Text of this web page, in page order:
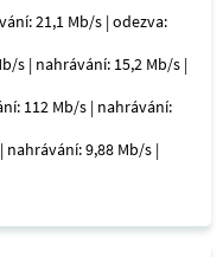
21,1 Mb/s | odezva:
s | nahrávání: 15,2 Mb/s |
112 Mb/s | nahrávání:
nahrávání: 9,88 Mb/s |